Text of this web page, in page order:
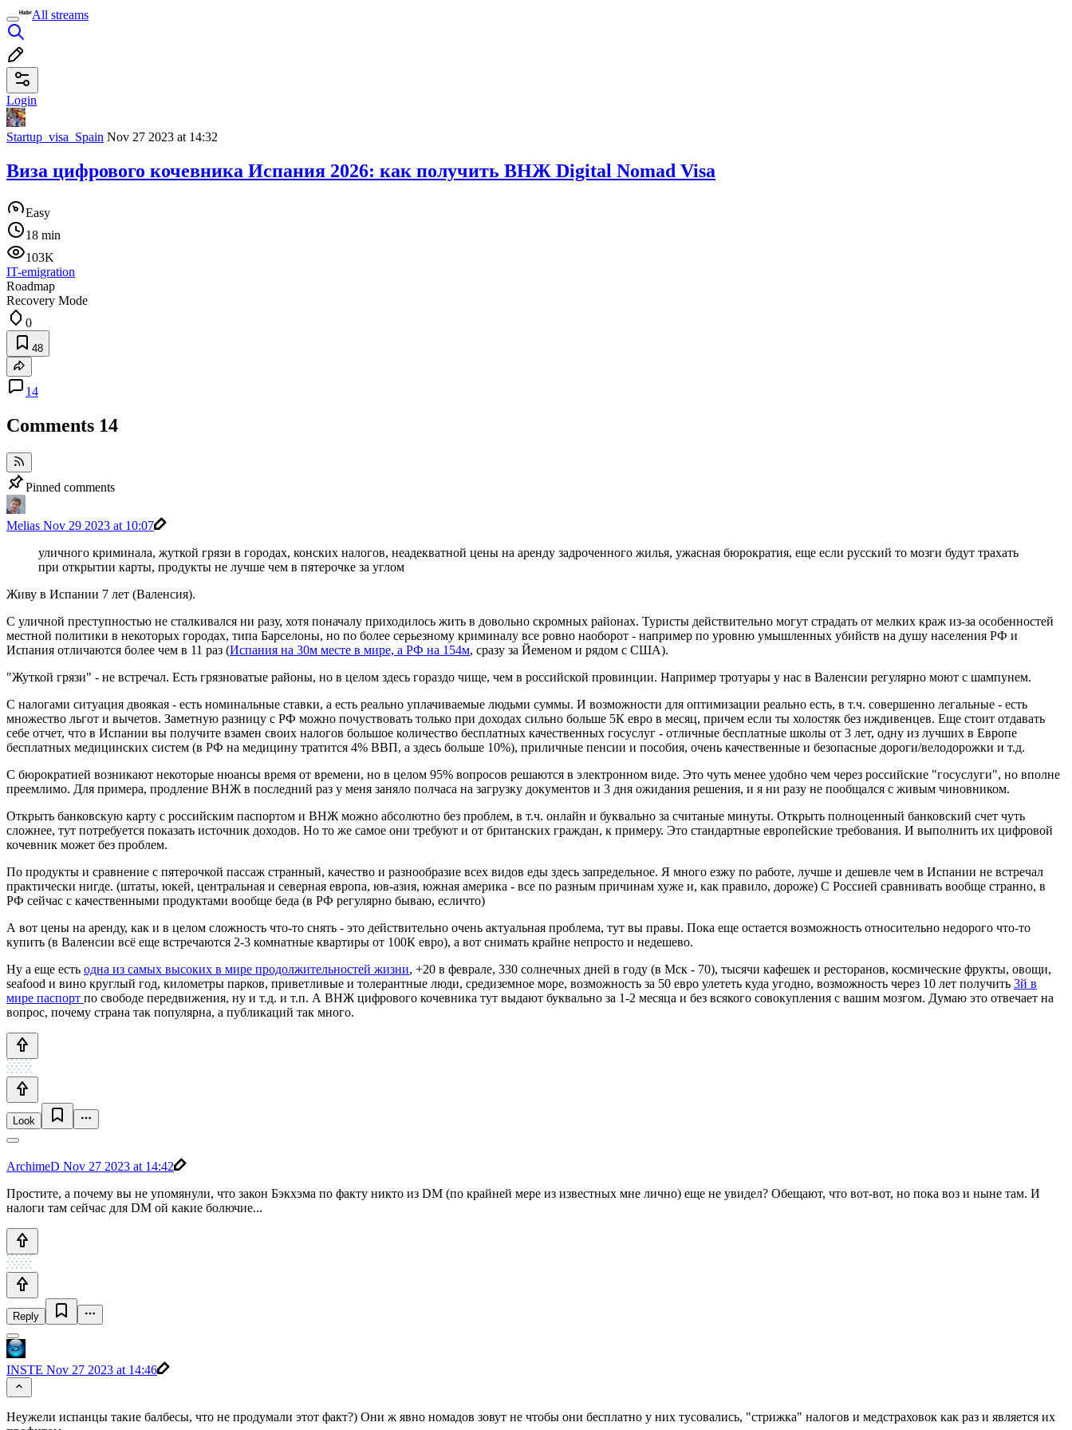
All streams
Login
Startup_visa_Spain Nov 27 2023 at 14:32
Виза цифрового кочевника Испания 2026: как получить ВНЖ Digital Nomad Visa
Easy
18 min
103K
IT-emigration
Roadmap
Recovery Mode
0
48
14
Comments 14
Pinned comments
Melias Nov 29 2023 at 10:07
уличного криминала, жуткой грязи в городах, конских налогов, неадекватной цены на аренду задроченного жилья, ужасная бюрократия, еще если русский то мозги будут трахать
при открытии карты, продукты не лучше чем в пятерочке за углом
Живу в Испании 7 лет (Валенсия).
С уличной преступностью не сталкивался ни разу, хотя поначалу приходилось жить в довольно скромных районах. Туристы действительно могут страдать от мелких краж из-за особенностей
местной политики в некоторых городах, типа Барселоны, но по более серьезному криминалу все ровно наоборот - например по уровню умышленных убийств на душу населения РФ и
Испания отличаются более чем в 11 раз (Испания на 30м месте в мире, а РФ на 154м, сразу за Йеменом и рядом с США).
"Жуткой грязи" - не встречал. Есть грязноватые районы, но в целом здесь гораздо чище, чем в российской провинции. Например тротуары у нас в Валенсии регулярно моют с шампунем.
С налогами ситуация двоякая - есть номинальные ставки, а есть реально уплачиваемые людьми суммы. И возможности для оптимизации реально есть, в т.ч. совершенно легальные - есть
множество льгот и вычетов. Заметную разницу с РФ можно почуствовать только при доходах сильно больше 5К евро в месяц, причем если ты холостяк без иждивенцев. Еще стоит отдавать
себе отчет, что в Испании вы получите взамен своих налогов большое количество бесплатных качественных госуслуг - отличные бесплатные школы от 3 лет, одну из лучших в Европе
бесплатных медицинских систем (в РФ на медицину тратится 4% ВВП, а здесь больше 10%), приличные пенсии и пособия, очень качественные и безопасные дороги/велодорожки и т.д.
С бюрократией возникают некоторые нюансы время от времени, но в целом 95% вопросов решаются в электронном виде. Это чуть менее удобно чем через российские "госуслуги", но вполне
преемлимо. Для примера, продление ВНЖ в последний раз у меня заняло полчаса на загрузку документов и 3 дня ожидания решения, и я ни разу не пообщался с живым чиновником.
Открыть банковскую карту с российским паспортом и ВНЖ можно абсолютно без проблем, в т.ч. онлайн и буквально за считаные минуты. Открыть полноценный банковский счет чуть
сложнее, тут потребуется показать источник доходов. Но то же самое они требуют и от британских граждан, к примеру. Это стандартные европейские требования. И выполнить их цифровой
кочевник может без проблем.
По продукты и сравнение с пятерочкой пассаж странный, качество и разнообразие всех видов еды здесь запредельное. Я много езжу по работе, лучше и дешевле чем в Испании не встречал
практически нигде. (штаты, юкей, центральная и северная европа, юв-азия, южная америка - все по разным причинам хуже и, как правило, дороже) С Россией сравнивать вообще странно, в
РФ сейчас с качественными продуктами вообще беда (в РФ регулярно бываю, есличто)
А вот цены на аренду, как и в целом сложность что-то снять - это действительно очень актуальная проблема, тут вы правы. Пока еще остается возможность относительно недорого что-то
купить (в Валенсии всё еще встречаются 2-3 комнатные квартиры от 100К евро), а вот снимать крайне непросто и недешево.
Ну а еще есть одна из самых высоких в мире продолжительностей жизни, +20 в феврале, 330 солнечных дней в году (в Мск - 70), тысячи кафешек и ресторанов, космические фрукты, овощи,
seafood и вино круглый год, километры парков, приветливые и толерантные люди, средиземное море, возможность за 50 евро улететь куда угодно, возможность через 10 лет получить 3й в
мире паспорт по свободе передвижения, ну и т.д. и т.п. А ВНЖ цифрового кочевника тут выдают буквально за 1-2 месяца и без всякого совокупления с вашим мозгом. Думаю это отвечает на
вопрос, почему страна так популярна, а публикаций так много.
Look
ArchimeD Nov 27 2023 at 14:42
Простите, а почему вы не упомянули, что закон Бэкхэма по факту никто из DM (по крайней мере из известных мне лично) еще не увидел? Обещают, что вот-вот, но пока воз и ныне там. И
налоги там сейчас для DM ой какие болючие...
Reply
INSTE Nov 27 2023 at 14:46
Неужели испанцы такие балбесы, что не продумали этот факт?) Они ж явно номадов зовут не чтобы они бесплатно у них тусовались, "стрижка" налогов и медстраховок как раз и является их